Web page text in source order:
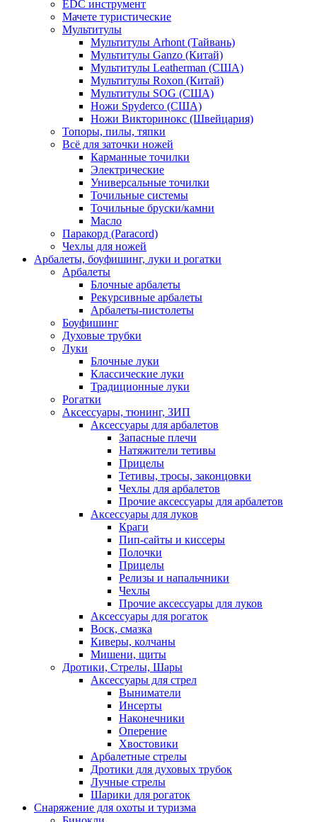
EDC инструмент
Мачете туристические
Мультитулы
Мультитулы Arhont (Тайвань)
Мультитулы Ganzo (Китай)
Мультитулы Leatherman (США)
Мультитулы Roxon (Китай)
Мультитулы SOG (США)
Ножи Spyderco (США)
Ножи Викторинокс (Швейцария)
Топоры, пилы, тяпки
Всё для заточки ножей
Карманные точилки
Электрические
Универсальные точилки
Точильные системы
Точильные бруски/камни
Масло
Паракорд (Paracord)
Чехлы для ножей
Арбалеты, боуфишинг, луки и рогатки
Арбалеты
Блочные арбалеты
Рекурсивные арбалеты
Арбалеты-пистолеты
Боуфишинг
Духовые трубки
Луки
Блочные луки
Классические луки
Традиционные луки
Рогатки
Аксессуары, тюнинг, ЗИП
Аксессуары для арбалетов
Запасные плечи
Натяжители тетивы
Прицелы
Тетивы, тросы, законцовки
Чехлы для арбалетов
Прочие аксессуары для арбалетов
Аксессуары для луков
Краги
Пип-сайты и киссеры
Полочки
Прицелы
Релизы и напальчники
Чехлы
Прочие аксессуары для луков
Аксессуары для рогаток
Воск, смазка
Киверы, колчаны
Мишени, щиты
Дротики, Стрелы, Шары
Аксессуары для стрел
Выниматели
Инсерты
Наконечники
Оперение
Хвостовики
Арбалетные стрелы
Дротики для духовых трубок
Лучные стрелы
Шарики для рогаток
Снаряжение для охоты и туризма